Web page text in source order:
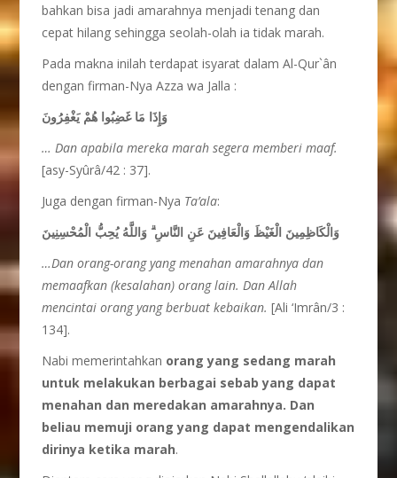
bahkan bisa jadi amarahnya menjadi tenang dan
cepat hilang sehingga seolah-olah ia tidak marah.
Pada makna inilah terdapat isyarat dalam Al-Qur`ân
dengan firman-Nya Azza wa Jalla :
وَإِذَا مَا غَضِبُوا هُمْ يَغْفِرُونَ
… Dan apabila mereka marah segera memberi maaf.
[asy-Syûrâ/42 : 37].
Juga dengan firman-Nya Ta’ala:
وَالْكَاظِمِينَ الْغَيْظَ وَالْعَافِينَ عَنِ النَّاسِۗ وَاللَّهُ يُحِبُّ الْمُحْسِنِينَ
…Dan orang-orang yang menahan amarahnya dan
memaafkan (kesalahan) orang lain. Dan Allah
mencintai orang yang berbuat kebaikan.[Ali ‘Imrân/3 :
134].
Nabi memerintahkan orang yang sedang marah
untuk melakukan berbagai sebab yang dapat
menahan dan meredakan amarahnya. Dan
beliau memuji orang yang dapat mengendalikan
dirinya ketika marah.